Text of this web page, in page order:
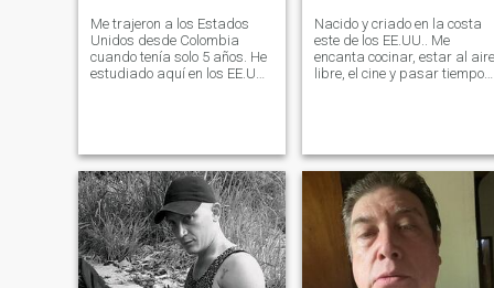
Me trajeron a los Estados
Unidos desde Colombia
cuando tenía solo 5 años. He
estudiado aquí en los EE.UU.
Colombia, ¡muchísimo! Ahora
tengo múltiples negocios y
soy un hombre feliz,
divertido, optimista y
apasionado. Me gusta
cuidarme con ejercicio y
verme y sentirme bien, pero lo
más importante es ser
Nacido y criado en la costa
este de los EE.UU.. Me
encanta cocinar, estar al aire
libre, el cine y pasar tiempo